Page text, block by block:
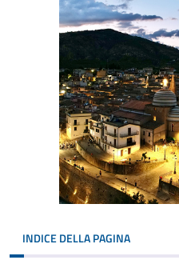
INDICE DELLA PAGINA